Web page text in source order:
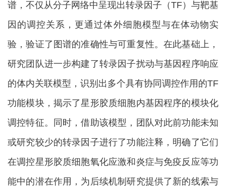
谱，不仅从分子网络中呈现出转录因子（TF）与靶基
因的调控关系，更通过体外细胞模型与在体动物实
验，验证了图谱的准确性与可重复性。在此基础上，
研究团队进一步构建了转录因子扰动与基因程序响应
的体内关联模型，识别出多个具有协同调控作用的TF
功能模块，揭示了星形胶质细胞内基因程序的模块化
调控特征。同时，借助该模型，团队对此前功能未知
或研究较少的转录因子进行了功能注释，明确了它们
在调控星形胶质细胞氧化应激和炎症与免疫反应等功
能中的潜在作用，为后续机制研究提供了新的线索与